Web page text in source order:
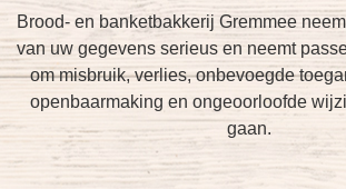
Brood- en banketbakkerij Gremmee
van uw gegevens serieus en neemt
om misbruik, verlies, onbevoegde
openbaarmaking en ongeoorloofde
gaan.